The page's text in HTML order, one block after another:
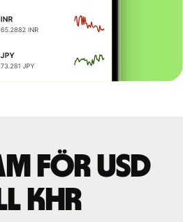
för USD
KHR